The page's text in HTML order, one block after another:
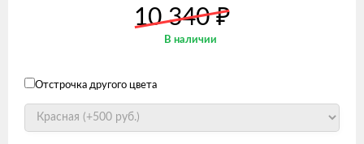
10 340₽
В наличии
Отстрочка другого цвета